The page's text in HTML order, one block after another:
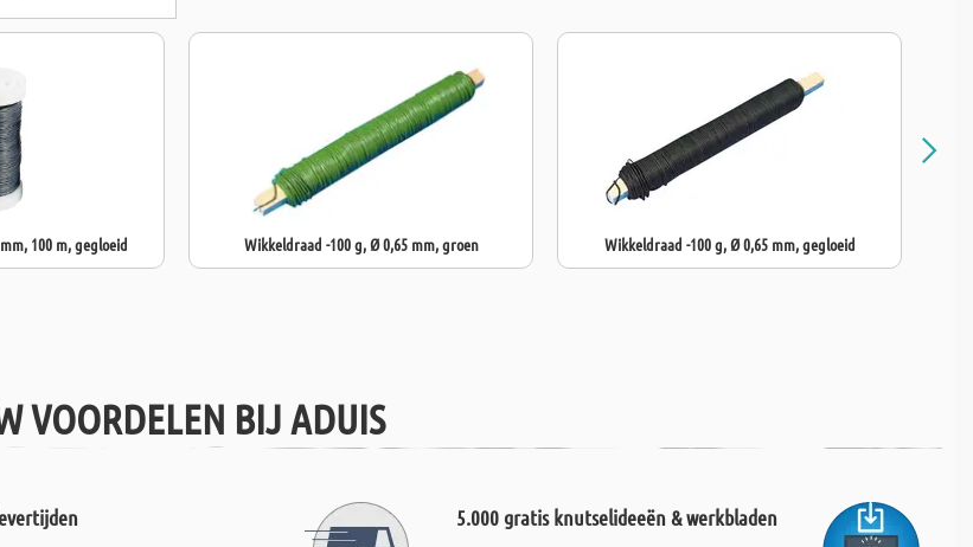
100 m, gegloeid Wikkeldraad -100 g, Ø 0,65 mm, groen Wikkeldraad -100 g, Ø 0,65 mm, gegloeid
VOORDELEN BIJ ADUIS
5.000 gratis knutselideeën & werkbladen